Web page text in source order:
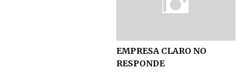
EMPRESA CLARO NO
RESPONDE